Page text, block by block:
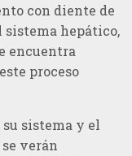
con diente de
sistema hepático,
encuentra
proceso
su sistema y el
verán